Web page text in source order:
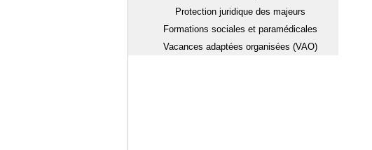
Protection juridique des majeurs
Formations sociales et paramédicales
Vacances adaptées organisées (VAO)